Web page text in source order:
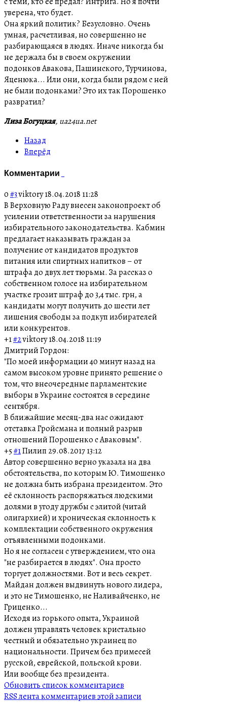
уверена, что будет.
Она яркий политик? Безусловно. Очень
умная, расчетливая, но совершенно не
разбирающаяся в людях. Иначе никогда бы
не держала бы в своем окружении
подонков Авакова, Пашинского, Турчинова,
Яценюка... Или они, когда были рядом с ней
не были подонками? Это их так Порошенко
развратил?
Лиза Богуцкая, ua24ua.net
Назад
Вперёд
Комментарии
0#3viktory18.04.2018 11:28
В Верховную Раду внесен законопроект об
усилении ответственности за нарушения
избирательного законодательства. Кабмин
предлагает наказывать граждан за
получение от кандидатов продуктов
питания или спиртных напитков – от
штрафа до двух лет тюрьмы. За рассказ о
собственном голосе на избирательном
участке грозит штраф до 3,4 тыс. грн, а
кандидаты могут получить до шести лет
лишения свободы за подкуп избирателей
или конкурентов.
+1#2viktory18.04.2018 11:19
Дмитрий Гордон:
"По моей информации 40 минут назад на
самом высоком уровне принято решение о
том, что внеочередные парламентские
выборы в Украине состоятся в середине
сентября.
В ближайшие месяц-два нас ожидают
отставка Гройсмана и полный разрыв
отношений Порошенко с Аваковым".
+5#1Пилип 29.08.2017 13:12
Автор совершенно верно указала на два
обстоятельства, по которым Ю. Тимошенко
не должна быть избрана президентом. Это
её склонность распоряжаться людскими
долями в угоду дружбы с элитой (читай
олигархией) и хроническая склонность к
комплектации собственного окружения
отъявленными подонками.
Но я не согласен с утверждением, что она
"не разбирается в людях". Она просто
торгует должностями. Вот и весь секрет.
Майдан должен выдвинуть нового лидера,
и это не Тимошенко, не Наливайченко, не
Гриценко...
Исходя из горького опыта, Украиной
должен управлять человек кристально
честный и обязательно украинец по
национальности. Причем без примесей
русской, еврейской, польской крови.
Или вообще без президента.
Обновить список комментариев
RSS лента комментариев этой записи